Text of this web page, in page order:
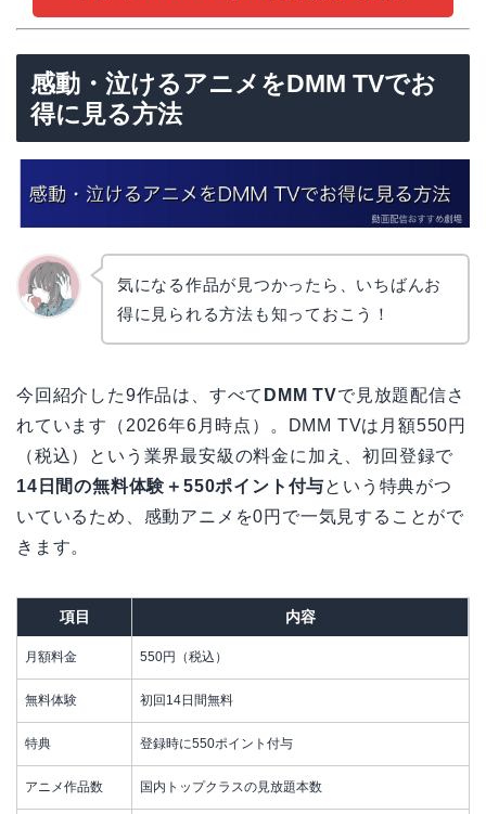
感動・泣けるアニメをDMM TVでお
得に見る方法
気になる作品が見つかったら、いちばんお
得に見られる方法も知っておこう！
今回紹介した9作品は、すべて DMM TVで見放題配信さ
れています（2026年6月時点）。DMM TVは月額550円
（税込）という業界最安級の料金に加え、初回登録で
14日間の無料体験＋550ポイント付与という特典がつ
いているため、感動アニメを0円で一気見することがで
きます。
項目 内容
月額料金 550円（税込）
無料体験 初回14日間無料
特典 登録時に550ポイント付与
アニメ作品数 国内トップクラスの見放題本数